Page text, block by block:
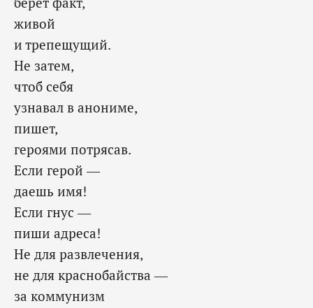
живой
и трепещущий.
Не затем,
чтоб себя
узнавал в анониме,
пишет,
героями потрясав.
Если герой —
даешь имя!
Если гнус —
пиши адреса!
Не для развлечения,
не для краснобайства —
за коммунизм